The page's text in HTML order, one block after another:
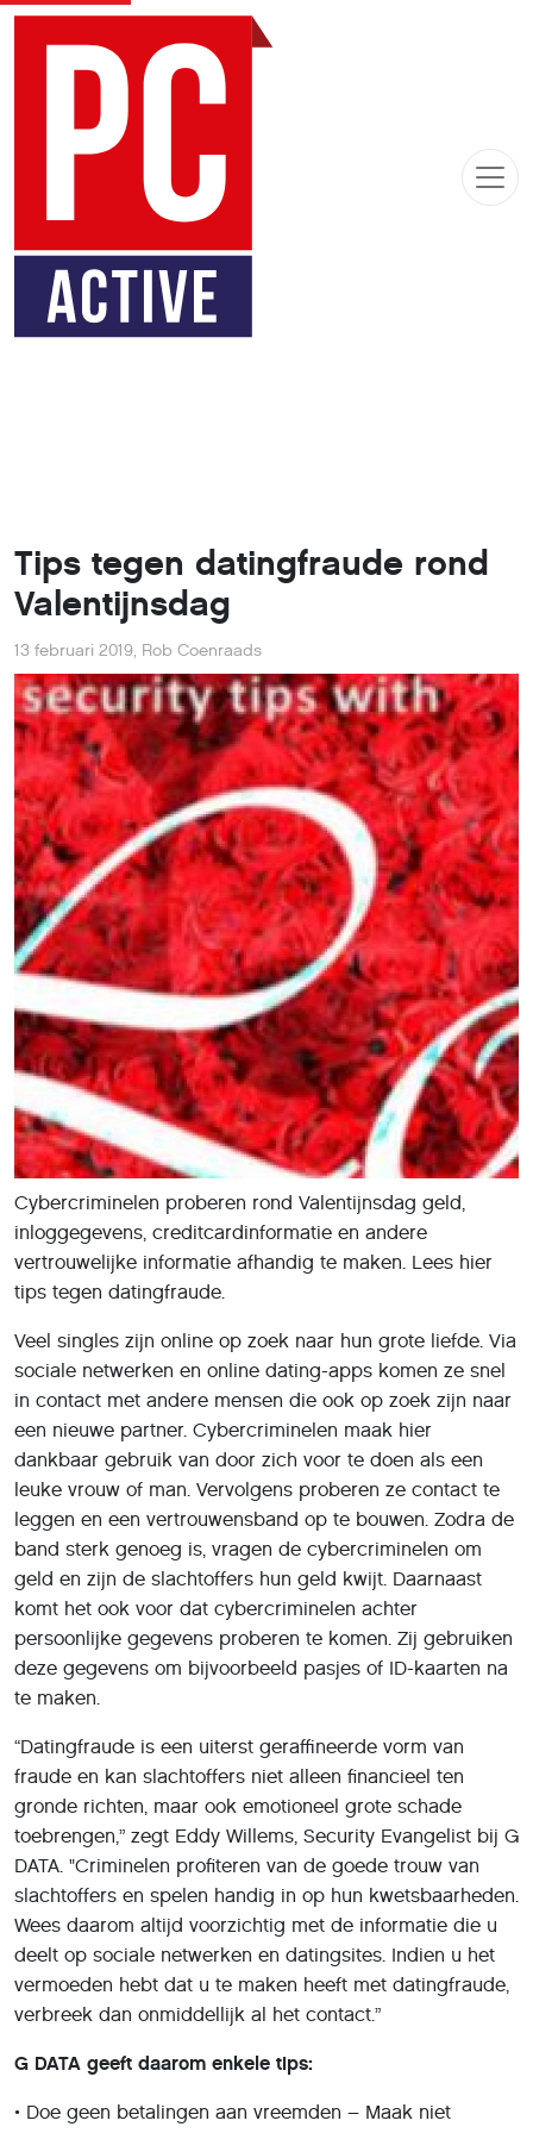
Tips tegen datingfraude rond
Valentijnsdag
13 februari 2019, Rob Coenraads
Cybercriminelen proberen rond Valentijnsdag geld,
inloggegevens, creditcardinformatie en andere
vertrouwelijke informatie afhandig te maken. Lees hier
tips tegen datingfraude.
Veel singles zijn online op zoek naar hun grote liefde. Via
sociale netwerken en online dating-apps komen ze snel
in contact met andere mensen die ook op zoek zijn naar
een nieuwe partner. Cybercriminelen maak hier
dankbaar gebruik van door zich voor te doen als een
leuke vrouw of man. Vervolgens proberen ze contact te
leggen en een vertrouwensband op te bouwen. Zodra de
band sterk genoeg is, vragen de cybercriminelen om
geld en zijn de slachtoffers hun geld kwijt. Daarnaast
komt het ook voor dat cybercriminelen achter
persoonlijke gegevens proberen te komen. Zij gebruiken
deze gegevens om bijvoorbeeld pasjes of ID-kaarten na
te maken.
“Datingfraude is een uiterst geraffineerde vorm van
fraude en kan slachtoffers niet alleen financieel ten
gronde richten, maar ook emotioneel grote schade
toebrengen,” zegt Eddy Willems, Security Evangelist bij G
DATA. "Criminelen profiteren van de goede trouw van
slachtoffers en spelen handig in op hun kwetsbaarheden.
Wees daarom altijd voorzichtig met de informatie die u
deelt op sociale netwerken en datingsites. Indien u het
vermoeden hebt dat u te maken heeft met datingfraude,
verbreek dan onmiddellijk al het contact.”
G DATA geeft daarom enkele tips:
• Doe geen betalingen aan vreemden – Maak niet